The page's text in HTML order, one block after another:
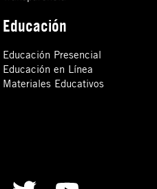
Educación
Educación Presencial
Educación en Línea
Materiales Educativos